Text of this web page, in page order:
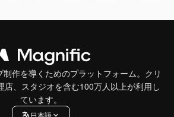
作を導くためのプラットフォーム。クリ
店、スタジオを含む100万人以上が利用し
ています。